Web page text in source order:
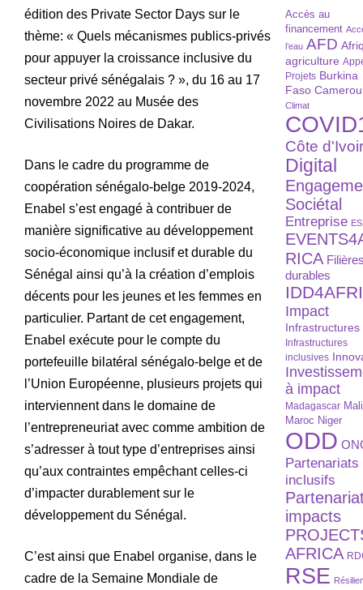
édition des Private Sector Days sur le
thème: « Quels mécanismes publics-privés
pour appuyer la croissance inclusive du
secteur privé sénégalais ? », du 16 au 17
novembre 2022 au Musée des
Civilisations Noires de Dakar.
Dans le cadre du programme de
coopération sénégalo-belge 2019-2024,
Enabel s’est engagé à contribuer de
manière significative au développement
socio-économique inclusif et durable du
Sénégal ainsi qu’à la création d’emplois
décents pour les jeunes et les femmes en
particulier. Partant de cet engagement,
Enabel exécute pour le compte du
portefeuille bilatéral sénégalo-belge et de
l’Union Européenne, plusieurs projets qui
interviennent dans le domaine de
l’entrepreneuriat avec comme ambition de
s’adresser à tout type d’entreprises ainsi
qu’aux contraintes empêchant celles-ci
d’impacter durablement sur le
développement du Sénégal.
C’est ainsi que Enabel organise, dans le
cadre de la Semaine Mondiale de
Accès au
financement
l’eau AFD
agriculture
Projets Burkina
Faso
Climat
Côte
Digital
Sociétal
Entreprise
RICA
durables
Impact
Infrastructures
Infrastructures
inclusives
à impact
Madagascar Mali
Maroc Niger
ODD
Partenariats
inclusifs
impacts
AFRICA
RSE